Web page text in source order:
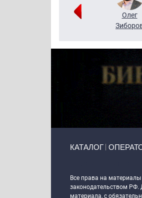
Олег
КАТАЛОГ
Все права на
законодательством РФ.
материала, с